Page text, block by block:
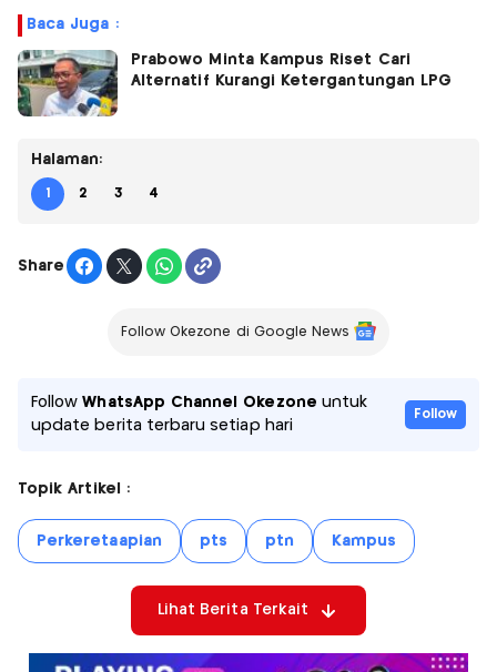
Baca Juga :
Prabowo Minta Kampus Riset Cari
Alternatif Kurangi Ketergantungan LPG
Halaman:
1 2 3 4
Share
Follow Okezone di Google News
FollowWhatsApp Channel Okezone untuk
update berita terbaru setiap hari
Follow
Topik Artikel :
Perkeretaapian pts ptn Kampus
Lihat Berita Terkait